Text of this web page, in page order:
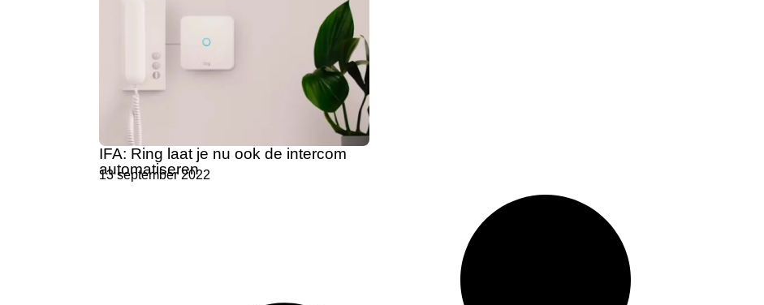
IFA: Ring laat je nu ook de intercom
automatiseren
13 september 2022